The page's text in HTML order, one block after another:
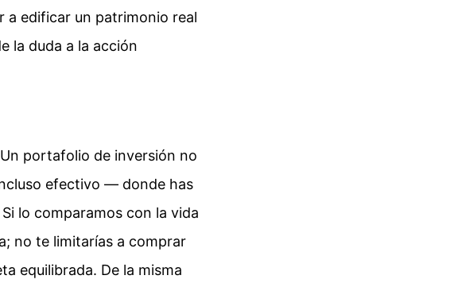
a edificar un patrimonio real
la duda a la acción
portafolio de inversión no
efectivo — donde has
lo comparamos con la vida
no te limitarías a comprar
equilibrada. De la misma